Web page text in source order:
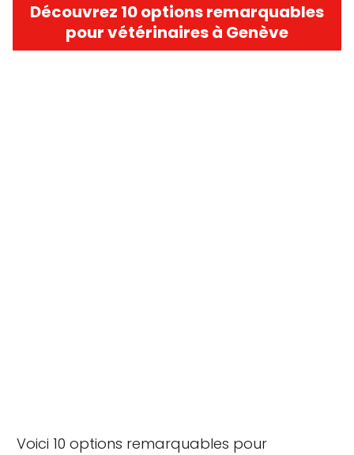
Découvrez 10 options remarquables
pour vétérinaires à Genève
Voici 10 options remarquables pour